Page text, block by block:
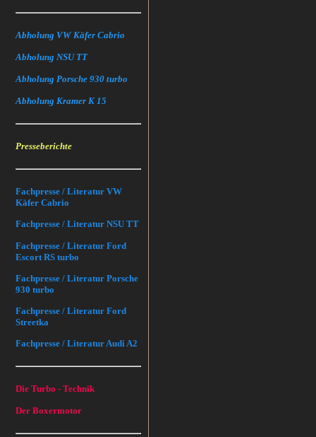
Abholung VW Käfer Cabrio
Abholung NSU TT
Abholung Porsche 930 turbo
Abholung Kramer K 15
Presseberichte
Fachpresse / Literatur VW
Käfer Cabrio
Fachpresse / Literatur NSU TT
Fachpresse / Literatur Ford
Escort RS turbo
Fachpresse / Literatur Porsche
930 turbo
Fachpresse / Literatur Ford
Streetka
Fachpresse / Literatur Audi A2
Die Turbo - Technik
Der Boxermotor